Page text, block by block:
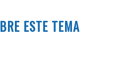
ESTE TEMA